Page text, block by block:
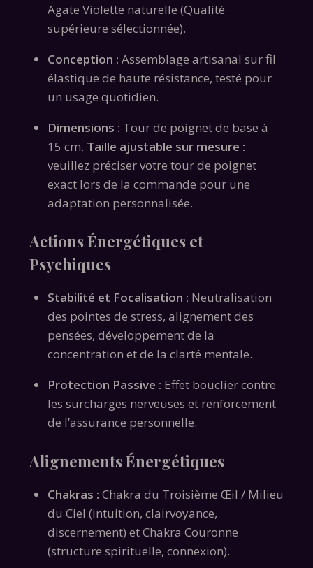
Agate Violette naturelle (Qualité
supérieure sélectionnée).
Conception : Assemblage artisanal sur fil
élastique de haute résistance, testé pour
un usage quotidien.
Dimensions : Tour de poignet de base à
15 cm. Taille ajustable sur mesure :
veuillez préciser votre tour de poignet
exact lors de la commande pour une
adaptation personnalisée.
Actions Énergétiques et
Psychiques
Stabilité et Focalisation : Neutralisation
des pointes de stress, alignement des
pensées, développement de la
concentration et de la clarté mentale.
Protection Passive : Effet bouclier contre
les surcharges nerveuses et renforcement
de l’assurance personnelle.
Alignements Énergétiques
Chakras : Chakra du Troisième Œil / Milieu
du Ciel (intuition, clairvoyance,
discernement) et Chakra Couronne
(structure spirituelle, connexion).